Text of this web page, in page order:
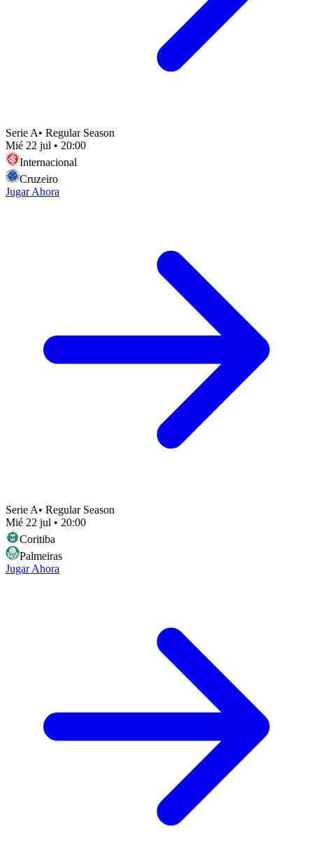
Serie A• Regular Season
Mié 22 jul • 20:00
Internacional
Cruzeiro
Jugar Ahora
Serie A• Regular Season
Mié 22 jul • 20:00
Coritiba
Palmeiras
Jugar Ahora